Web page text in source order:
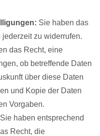
Sie haben das
zu widerrufen.
das Recht, eine
ob betreffende Daten
über diese Daten
und Kopie der Daten
Vorgaben.
Sie haben entsprechend
Recht, die